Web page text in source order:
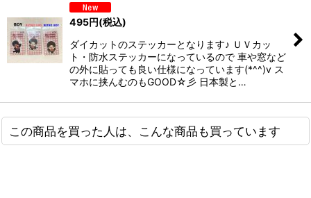
495円(税込)
ダイカットのステッカーとなります♪ ＵＶカッ
ト・防水ステッカーになっているので 車や窓など
の外に貼っても良い仕様になっています(*^^)v ス
マホに挟んむのもGOOD☆彡 日本製と…
この商品を買った人は、こんな商品も買っています